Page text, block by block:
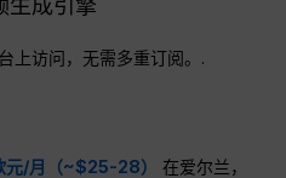
上访问，无需多重订阅。.
元/月（~$25-28）
在爱尔兰，